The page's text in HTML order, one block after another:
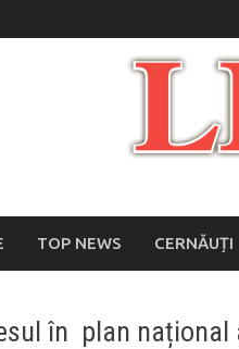
TOP NEWS CERNĂUȚI
în plan național